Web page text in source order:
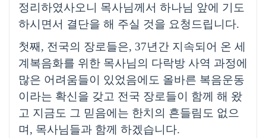
정리하였사오니 목사님께서 하나님 앞에 기도
하시면서 결단을 해 주실 것을 요청드립니다.
첫째 , 전국의 장로들은, 37년간 지속되어 온 세
계복음화를 위한 목사님의 다락방 사역 과정에
많은 어려움들이 있었음에도 올바른 복음운동
이라는 확신을 갖고 전국 장로들이 함께 해 왔
고 지금도 그 믿음에는 한치의 흔들림도 없으
며 , 목사님들과 함께 하겠습니다.